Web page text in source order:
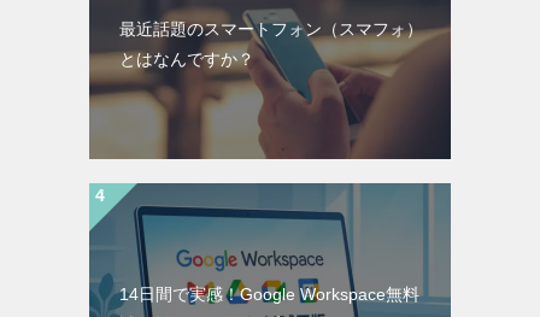
最近話題のスマートフォン（スマフォ）
とはなんですか？
14日間で実感！Google Workspace無料